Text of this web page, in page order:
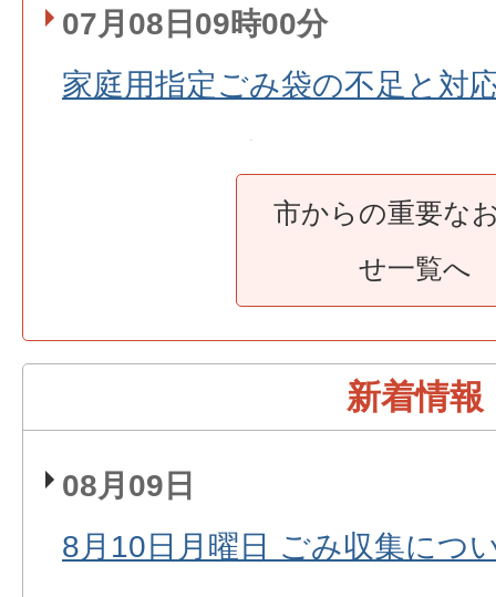
07月08日09時00分
家庭用指定ごみ袋の不足と対
【注意喚起】豊見城市長の名
やSNSのなりすましアカウン
市からの重要な
せ一覧へ
新着情報
08月09日
8月10日月曜日 ごみ収集につ